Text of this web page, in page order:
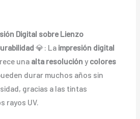
Digital sobre Lienzo
💎: La impresión digital
una alta resolución y colores
durar muchos años sin
gracias a las tintas
rayos UV.